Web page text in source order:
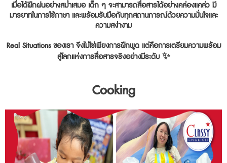
เมื่อได้ฝึกฝนอย่างสม่ำเสมอ เด็ก ๆ จะสามารถสื่อสารได้อย่างคล่องแคล่ว มี
มารยาทในการใช้ภาษา และพร้อมรับมือกับทุกสถานการณ์ด้วยความมั่นใจและ
ความสง่างาม
Real Situations ของเรา จึงไม่ใช่เพียงการฝึกพูด แต่คือการเตรียมความพร้อม
สู่โลกแห่งการสื่อสารจริงอย่างมีระดับ ✨
Cooking